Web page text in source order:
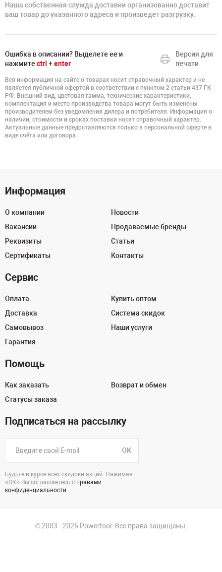
Наша собственная служда доставки организованно доставит
ваш товар до указанного адреса и произведет разгрузку.
Ошибка в описании? Выделете ее и
нажмите ctrl +enter
Версия для
печати
Вся информация на сайте о товарах носит справочный характер и не
является публичной офертой в соответствии с пунктом 2 статьи 437 ГК
РФ. Внешний вид, цветовая гамма, технические характеристики,
комплектация и место производства товара могут быть изменены
производителем без уведомления дилера и потребителя. Информация о
наличии, стоимости и сроках поставки носят справочный характер.
Актуальные данные предоставляются только в персональной оферте в
виде счёта или договора.
Информация
О компании
Вакансии
Реквизиты
Сертификаты
Новости
Продаваемые бренды
Статьи
Контакты
Сервис
Оплата
Доставка
Самовывоз
Гарантия
Купить оптом
Система скидок
Наши услуги
Помощь
Как заказать
Статусы заказа
Возврат и обмен
Подписаться на рассылку
OK
Будьте в курсе всех скидоки акций. Нажимая
«ОК» Вы соглашаетесь с правами
конфиденциальности.
© 2003 - 2026 Powertool. Все права защищены.